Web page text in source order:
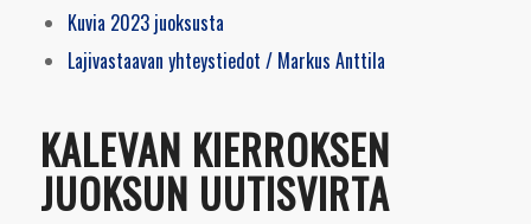
Kuvia 2023 juoksusta
Lajivastaavan yhteystiedot / Markus Anttila
KALEVAN KIERROKSEN
JUOKSUN UUTISVIRTA